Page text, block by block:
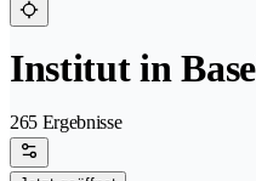
Institut in
265 Ergebnisse